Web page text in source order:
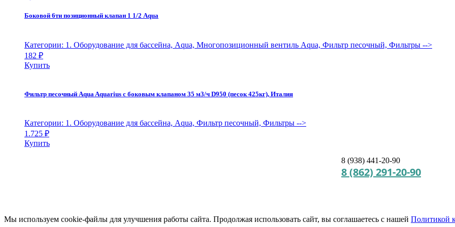
Боковой 6ти позиционный клапан 1 1/2 Aqua
Категории: 1. Оборудование для бассейна, Aqua, Многопозиционный вентиль Aqua, Фильтр песочный, Фильтры -->
182 ₽
Купить
Фильтр песочный Aqua Aquarius с боковым клапаном 35 м3/ч D950 (песок 425кг), Италия
Категории: 1. Оборудование для бассейна, Aqua, Фильтр песочный, Фильтры -->
1.725 ₽
Купить
8 (938) 441-20-90
8 (862) 291-20-90
Мы используем cookie‑файлы для улучшения работы сайта. Продолжая использовать сайт, вы соглашаетесь с нашей Политикой